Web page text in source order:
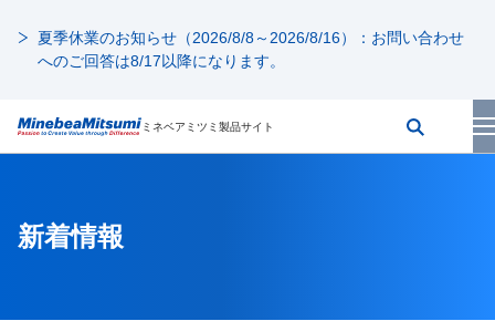
夏季休業のお知らせ（2026/8/8～2026/8/16）：お問い合わせ
へのご回答は8/17以降になります。
ミネベアミツミ製品サイト
新着情報